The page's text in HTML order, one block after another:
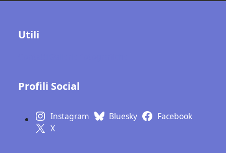
Utili
Profili Social
Instagram Bluesky
Facebook
X